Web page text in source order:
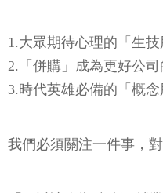
1.大眾期待心理的「生技
2.「併購」成為更好公司
3.時代英雄必備的「概念
我們必須關注一件事，